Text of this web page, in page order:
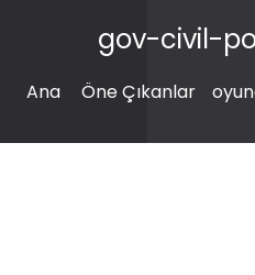
gov-civil-
Ana Öne Çıkanlar